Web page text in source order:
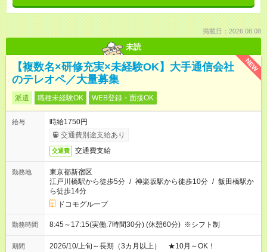
掲載日：2026.08.08
未読
NEW
【複数名×研修充実×未経験OK】大手通信会社
のテレオペ／大量募集
派遣 職種未経験OK WEB登録・面接OK
給与
時給1750円
交通費別途支給あり
交通費 交通費支給
勤務地
東京都新宿区
江戸川橋駅から徒歩5分 / 神楽坂駅から徒歩10分 / 飯田橋駅か
ら徒歩14分
ドコモグループ
勤務時間 8:45～17:15(実働:7時間30分) (休憩60分) ※シフト制
期間 2026/10/上旬～長期（3カ月以上） ★10月～OK！